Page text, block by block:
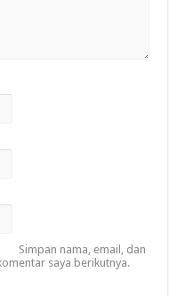
Simpan nama, email, dan
saya berikutnya.